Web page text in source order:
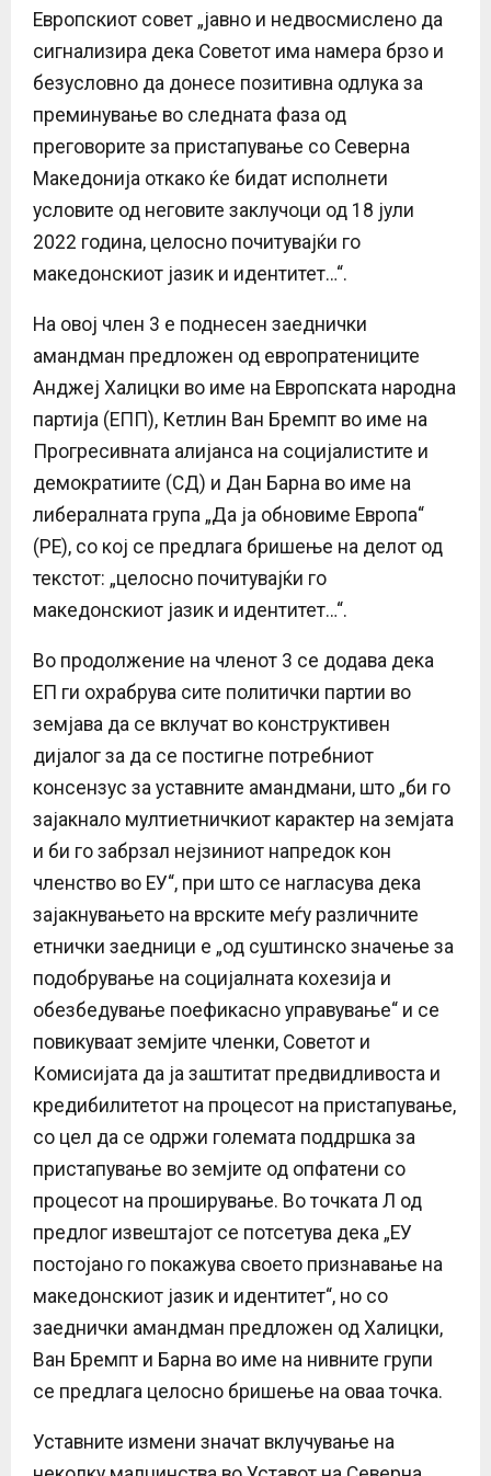
Европскиот совет „јавно и недвосмислено да
сигнализира дека Советот има намера брзо и
безусловно да донесе позитивна одлука за
преминување во следната фаза од
преговорите за пристапување со Северна
Македонија откако ќе бидат исполнети
условите од неговите заклучоци од 18 јули
2022 година, целосно почитувајќи го
македонскиот јазик и идентитет…“.
На овој член 3 е поднесен заеднички
амандман предложен од европратениците
Анджеј Халицки во име на Европската народна
партија (ЕПП), Кетлин Ван Бремпт во име на
Прогресивната алијанса на социјалистите и
демократиите (СД) и Дан Барна во име на
либералната група „Да ја обновиме Европа“
(РЕ), со кој се предлага бришење на делот од
текстот: „целосно почитувајќи го
македонскиот јазик и идентитет…“.
Во продолжение на членот 3 се додава дека
ЕП ги охрабрува сите политички партии во
земјава да се вклучат во конструктивен
дијалог за да се постигне потребниот
консензус за уставните амандмани, што „би го
зајакнало мултиетничкиот карактер на земјата
и би го забрзал нејзиниот напредок кон
членство во ЕУ“, при што се нагласува дека
зајакнувањето на врските меѓу различните
етнички заедници е „од суштинско значење за
подобрување на социјалната кохезија и
обезбедување поефикасно управување“ и се
повикуваат земјите членки, Советот и
Комисијата да ја заштитат предвидливоста и
кредибилитетот на процесот на пристапување,
со цел да се одржи големата поддршка за
пристапување во земјите од опфатени со
процесот на проширување. Во точката Л од
предлог извештајот се потсетува дека „ЕУ
постојано го покажува своето признавање на
македонскиот јазик и идентитет“, но со
заеднички амандман предложен од Халицки,
Ван Бремпт и Барна во име на нивните групи
се предлага целосно бришење на оваа точка.
Уставните измени значат вклучување на